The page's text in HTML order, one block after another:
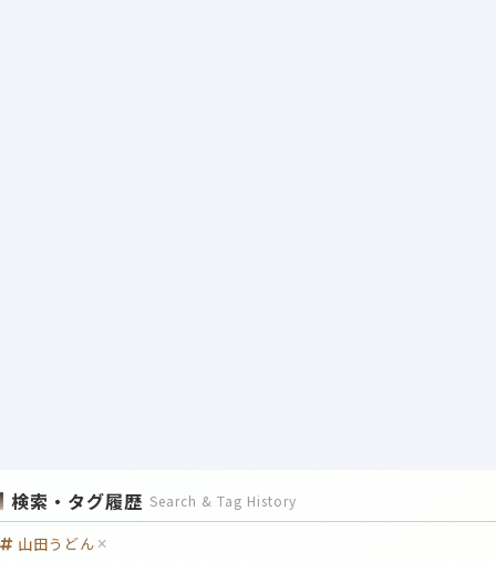
検索・タグ履歴 Search & Tag History
山田うどん